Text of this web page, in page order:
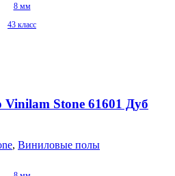
8 мм
43 класс
Stone 61601 Дуб
, Виниловые полы